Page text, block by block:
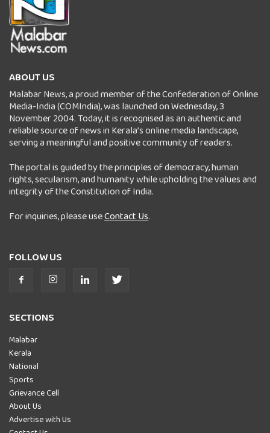
ABOUT US
Malabar News, a proud member of the Confederation of Online
Media-India (COMIndia), was launched on Wednesday, 3
November 2004. Today, it is recognised as an authentic and
reliable source of news in Kerala’s online media landscape,
serving a meaningful and positive community of readers.
The portal is guided by the principles of democracy, human
rights, secularism, and humanity while upholding the values and
integrity of the Constitution of India.
For inquiries, please useContact Us.
FOLLOW US
SECTIONS
Malabar
Kerala
National
Sports
Grievance Cell
About Us
Advertise with Us